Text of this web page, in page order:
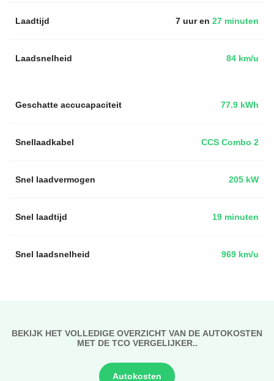
Laadtijd 7 uur en 27 minuten
Laadsnelheid 84 km/u
77.9 kWh
Geschatte accucapaciteit
Snellaadkabel CCS Combo 2
Snel laadvermogen 205 kW
Snel laadtijd 19 minuten
Snel laadsnelheid 969 km/u
BEKIJK HET VOLLEDIGE OVERZICHT VAN DE AUTOKOSTEN
MET DE TCO VERGELIJKER..
Autokosten